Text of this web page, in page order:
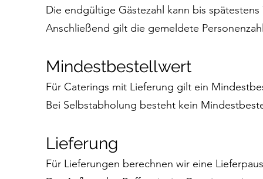
Die endgültige Gästezahl kann bis
Anschließend gilt die gemeldete
Mindestbestellwert
Für Caterings mit Lieferung gilt ein
Bei Selbstabholung besteht kein
Lieferung
Für Lieferungen berechnen wir eine